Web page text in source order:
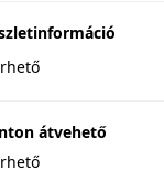
átvehető